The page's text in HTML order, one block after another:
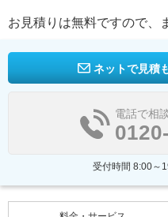
お見積りは無料ですので、
ネットで見積
電話で相
受付時間 8:00～